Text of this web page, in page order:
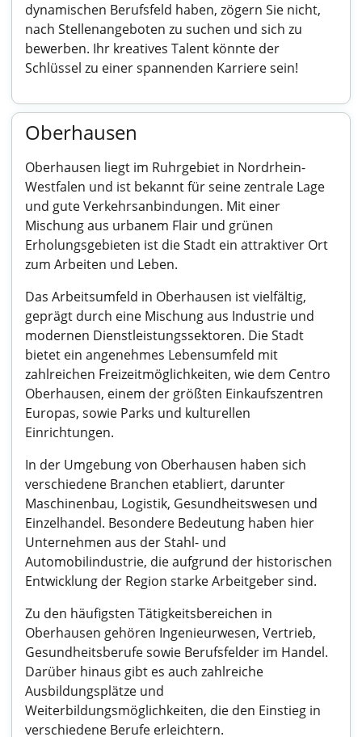
dynamischen Berufsfeld haben, zögern Sie nicht,
nach Stellenangeboten zu suchen und sich zu
bewerben. Ihr kreatives Talent könnte der
Schlüssel zu einer spannenden Karriere sein!
Oberhausen
Oberhausen liegt im Ruhrgebiet in Nordrhein-
Westfalen und ist bekannt für seine zentrale Lage
und gute Verkehrsanbindungen. Mit einer
Mischung aus urbanem Flair und grünen
Erholungsgebieten ist die Stadt ein attraktiver Ort
zum Arbeiten und Leben.
Das Arbeitsumfeld in Oberhausen ist vielfältig,
geprägt durch eine Mischung aus Industrie und
modernen Dienstleistungssektoren. Die Stadt
bietet ein angenehmes Lebensumfeld mit
zahlreichen Freizeitmöglichkeiten, wie dem Centro
Oberhausen, einem der größten Einkaufszentren
Europas, sowie Parks und kulturellen
Einrichtungen.
In der Umgebung von Oberhausen haben sich
verschiedene Branchen etabliert, darunter
Maschinenbau, Logistik, Gesundheitswesen und
Einzelhandel. Besondere Bedeutung haben hier
Unternehmen aus der Stahl- und
Automobilindustrie, die aufgrund der historischen
Entwicklung der Region starke Arbeitgeber sind.
Zu den häufigsten Tätigkeitsbereichen in
Oberhausen gehören Ingenieurwesen, Vertrieb,
Gesundheitsberufe sowie Berufsfelder im Handel.
Darüber hinaus gibt es auch zahlreiche
Ausbildungsplätze und
Weiterbildungsmöglichkeiten, die den Einstieg in
verschiedene Berufe erleichtern.